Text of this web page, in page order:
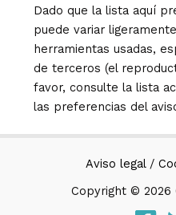
Dado que la lista aquí
puede variar
herramientas usadas,
de terceros (el
favor, consulte la lista
las preferencias del
Aviso legal/
Copyright © 2026